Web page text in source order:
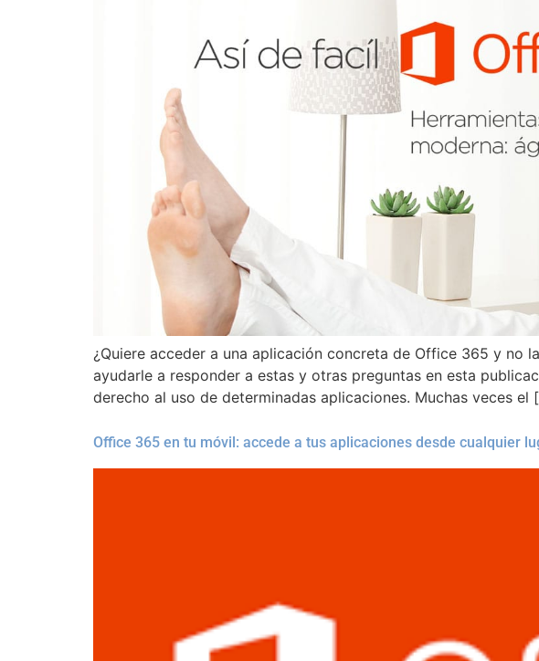
¿Quiere acceder a una aplicación concreta de Office 365 y no
ayudarle a responder a estas y otras preguntas en esta
derecho al uso de determinadas aplicaciones. Muchas veces el
Office 365 en tu móvil: accede a tus aplicaciones desde cualquier